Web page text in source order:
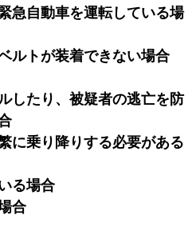
急自動車を運転している場
ルトが装着できない場合
したり、被疑者の逃亡を防
に乗り降りする必要がある
る場合
合